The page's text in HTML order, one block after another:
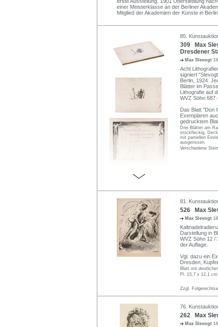
einer Meisterklasse an der Berliner
Mitglied der Akademien der Künste in
85.
309 Max
Dresdener
Max Slevogt
Acht
signiert
Berlin, 1924.
Blätter im
Lithografie auf
WVZ Söhn 687
Das Blatt "Don
Exemplaren
gedrucktem
Drei Blätter am
stockfleckig.
mit partiellen
ausgerissen.
Verschiedene
81.
526 Max
Max Slevogt
Darstellung in
WVZ Söhn 12 /
der Auflage.
Vgl. dazu ein
Dresden,
Blatt mit
Pl. 15,7 x 12,1
Zzgl.
76.
262 Max
Max Slevogt